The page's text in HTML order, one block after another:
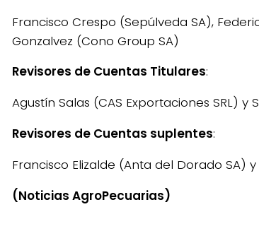
Francisco Crespo (Sepúlveda SA),
Gonzalvez (Cono Group SA)
Revisores de Cuentas Titulares:
Agustín Salas (CAS Exportaciones SRL) y
Revisores de Cuentas suplentes:
Francisco Elizalde (Anta del Dorado SA) y
(Noticias AgroPecuarias)